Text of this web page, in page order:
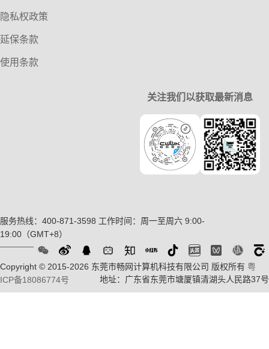
隐私权政策
延保条款
使用条款
关注我们以获取最新消息
服务热线：400-871-3598 工作时间：周一至周六 9:00-
19:00（GMT+8）
Copyright © 2015-2026 东莞市畅网计算机科技有限公司 版权所有 粤
ICP备18086774号
地址：广东省东莞市塘厦镇清湖头人民路37号